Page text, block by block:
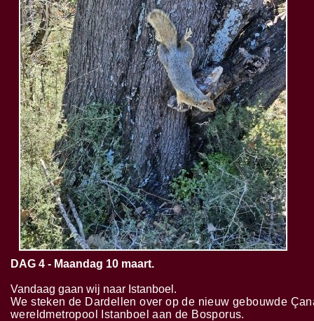
DAG 4 - Maandag 10 maart.
Vandaag gaan wij naar Istanboel.
We steken de Dardellen over op de nieuw gebouwde
wereldmetropool Istanboel aan de Bosporus.